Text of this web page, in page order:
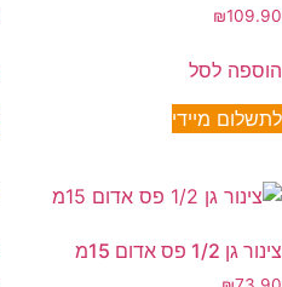
₪109.90
הוספה לסל
לתשלום מיידי
צינור גן 1/2 פס אדום 15מ